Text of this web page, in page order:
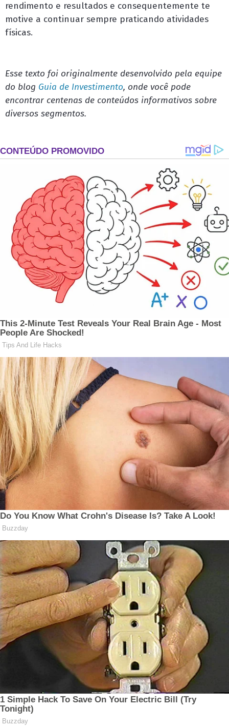
rendimento e resultados e consequentemente te
motive a continuar sempre praticando atividades
físicas.
Esse texto foi originalmente desenvolvido pela equipe
do blog Guia de Investimento, onde você pode
encontrar centenas de conteúdos informativos sobre
diversos segmentos.